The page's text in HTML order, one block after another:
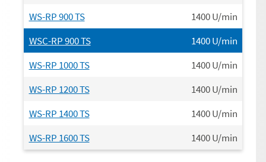
WS-RP 900 TS
1400U/min
WSC-RP 900 TS
1400U/min
WS-RP 1000 TS
1400U/min
WS-RP 1200 TS
1400U/min
WS-RP 1400 TS
1400U/min
WS-RP 1600 TS
1400U/min